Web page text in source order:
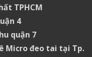
TPHCM
4
quận 7
Micro đeo tai tại Tp.